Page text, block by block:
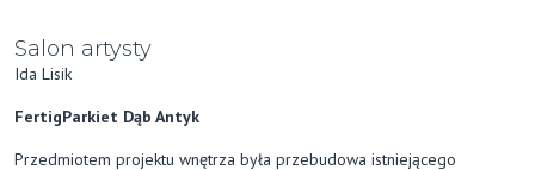
Salon artysty
Ida Lisik
FertigParkiet Dąb Antyk
Przedmiotem projektu wnętrza była przebudowa istniejącego